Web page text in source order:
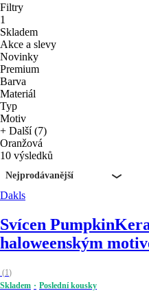
Filtry
1
Skladem
Akce a slevy
Novinky
Premium
Barva
Materiál
Typ
Motiv
+ Další (7)
Oranžová
10 výsledků
Nejprodávanější
Dakls
Svícen Pumpkin
haloweenským
(1)
Skladem
Poslední kousky